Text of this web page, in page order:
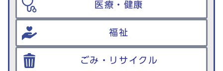
医療・健康
福祉
ごみ・リサイクル